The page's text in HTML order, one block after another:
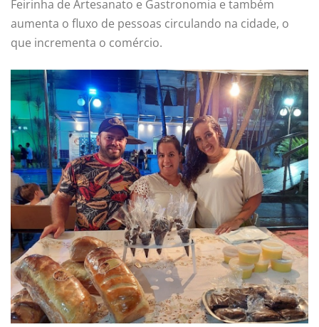
Feirinha de Artesanato e Gastronomia e também
aumenta o fluxo de pessoas circulando na cidade, o
que incrementa o comércio.